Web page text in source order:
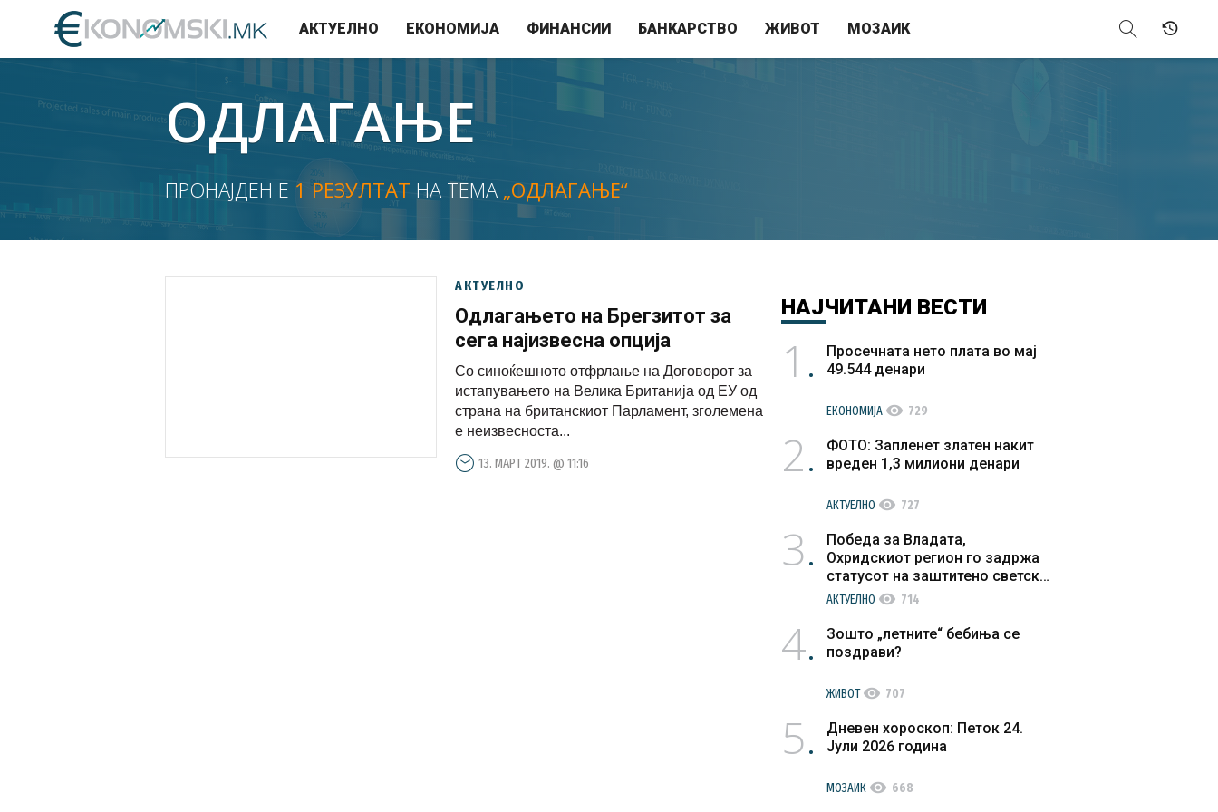
АКТУЕЛНО ЕКОНОМИЈА ФИНАНСИИ БАНКАРСТВО ЖИВОТ МОЗАИК
ОДЛАГАЊЕ
ПРОНАЈДЕН Е 1 РЕЗУЛТАТ НА ТЕМА „ОДЛАГАЊЕ“
АКТУЕЛНО
Одлагањето на Брегзитот за
сега најизвесна опција
Со синоќешното отфрлање на Договорот за
истапувањето на Велика Британија од ЕУ од
страна на британскиот Парламент, зголемена
е неизвесноста...
13. МАРТ 2019. @ 11:16
НАЈЧИТАНИ ВЕСТИ
1
Просечната нето плата во мај
49.544 денари
ЕКОНОМИЈА visibility 729
2
ФОТО: Запленет златен накит
вреден 1,3 милиони денари
АКТУЕЛНО visibility 727
3
Победа за Владата,
Охридскиот регион го задржа
статусот на заштитено светско
културно наследство
АКТУЕЛНО visibility 714
4
Зошто „летните“ бебиња се
поздрави?
ЖИВОТvisibility 707
5
Дневен хороскоп: Петок 24.
Јули 2026 година
МОЗАИК visibility 668